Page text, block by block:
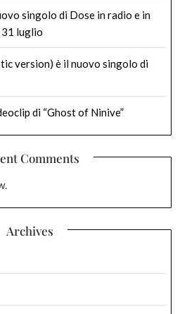
singolo di Dose in radio e in
luglio
version) è il nuovo singolo di
di “Ghost of Ninive”
Comments
Archives